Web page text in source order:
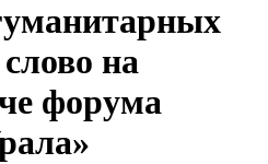
на
форума